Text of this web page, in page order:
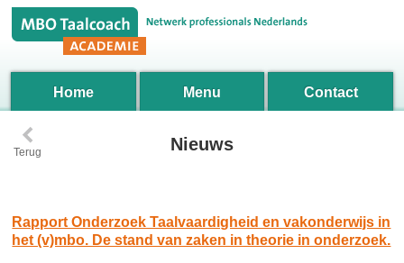
Home Menu Contact
‹
Terug Nieuws
Rapport Onderzoek Taalvaardigheid en vakonderwijs in
het (v)mbo. De stand van zaken in theorie in onderzoek.